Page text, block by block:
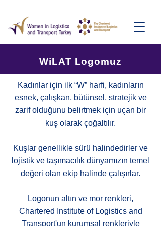
WiLAT Logomuz
Kadınlar için ilk “W” harfi, kadınların
esnek, çalışkan, bütünsel, stratejik ve
zarif olduğunu belirtmek için uçan bir
kuş olarak çoğaltılır.
Kuşlar genellikle sürü halindedirler ve
lojistik ve taşımacılık dünyamızın temel
değeri olan ekip halinde çalışırlar.
Logonun altın ve mor renkleri,
Chartered Institute of Logistics and
Transport'un kurumsal renkleriyle